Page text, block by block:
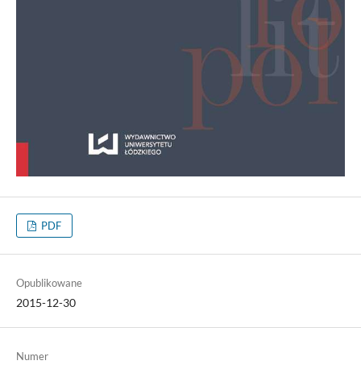
PDF
Opublikowane
2015-12-30
Numer